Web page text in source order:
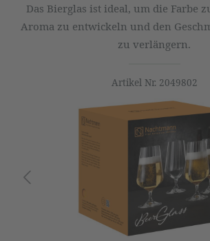
Das Bierglas ist ideal, um die Farbe
Aroma zu entwickeln und den
zu verlängern.
Artikel Nr. 2049802